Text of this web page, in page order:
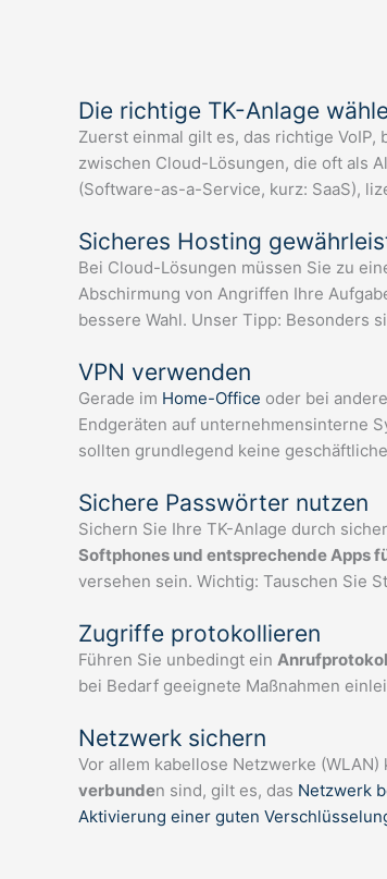
Die richtige TK-Anlage
Zuerst einmal gilt es, das richtige
zwischen Cloud-Lösungen, die oft als
(Software-as-a-Service, kurz: SaaS),
Sicheres Hosting
Bei Cloud-Lösungen müssen Sie zu
Abschirmung von Angriffen Ihre
bessere Wahl. Unser Tipp: Besonders
VPN verwenden
Gerade im Home-Office oder bei
Endgeräten auf unternehmensinterne
sollten grundlegend keine
Sichere Passwörter nutzen
Sichern Sie Ihre TK-Anlage durch
Softphones und entsprechende Apps
versehen sein. Wichtig: Tauschen Sie
Zugriffe protokollieren
Führen Sie unbedingt ein
bei Bedarf geeignete Maßnahmen
Netzwerk sichern
Vor allem kabellose Netzwerke
verbunden sind, gilt es, das Netzwerk
Aktivierung einer guten